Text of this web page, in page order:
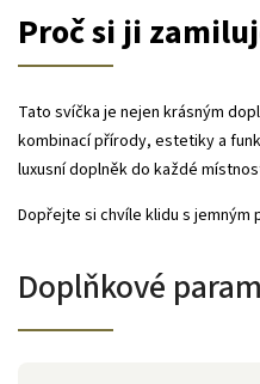
Proč si ji
Tato svíčka je nejen krásným
kombinací přírody, estetiky a
luxusní doplněk do každé
Dopřejte si chvíle klidu s jemným
Doplňkové